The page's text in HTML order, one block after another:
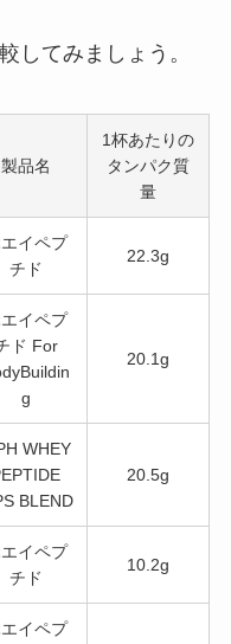
してみましょう。
製品名
1杯あたりの
タンパク質
量
イペプ
チド
22.3g
イペプ
ド For
g
20.1g
WHEY
BLEND
20.5g
イペプ
チド
10.2g
イペプ